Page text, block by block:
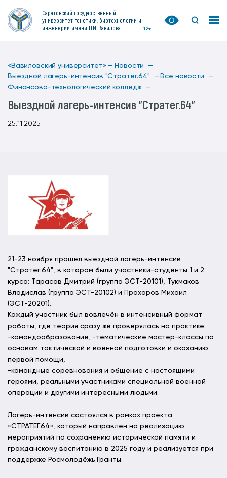
Саратовский государственный
университет генетики, биотехнологии и
инженерии имени Н.И. Вавилова
12+
«Вавиловский университет» — Новости —
Выездной лагерь-интенсив "Стратег.64" — Все новости —
Финансово-технологический колледж —
Выездной лагерь-интенсив "Стратег.64"
25.11.2025
21-23 ноября прошел выездной лагерь-интенсив
"Стратег.64", в котором были участники-студенты 1 и 2
курса: Тарасов Дмитрий (группа ЭСТ-20101), Тукмаков
Владислав (группа ЭСТ-20102) и Прохоров Михаил
(ЭСТ-20201).
Каждый участник был вовлечён в интенсивный формат
работы, где теория сразу же проверялась на практике:
-командообразование, -тематические мастер-классы по
основам тактической и военной подготовки и оказанию
первой помощи,
-командные соревнования и общение с настоящими
героями, реальными участниками специальной военной
операции и другими интересными людьми.
Лагерь-интенсив состоялся в рамках проекта
«СТРАТЕГ.64», который направлен на реализацию
мероприятий по сохранению исторической памяти и
гражданскому воспитанию в 2025 году и реализуется при
поддержке Росмолодёжь.Гранты.